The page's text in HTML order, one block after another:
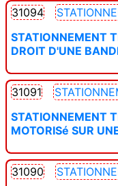
31094
STATIONNEMENT
DROIT D'UNE
31091
STATIONNEMENT
MOTORISé SUR
31090